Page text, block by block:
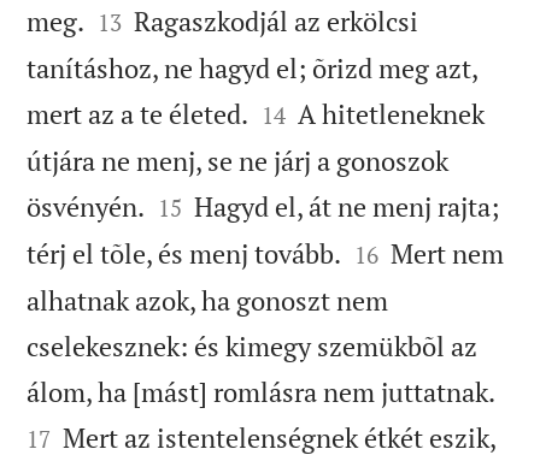
meg. 

13 Ragaszkodjál az erkölcsi
tanításhoz, ne hagyd el; õrizd meg azt,
mert az a te életed. 

14 A hitetleneknek
útjára ne menj, se ne járj a gonoszok
ösvényén. 

15 Hagyd el, át ne menj rajta;
térj el tõle, és menj tovább. 

16 Mert nem
alhatnak azok, ha gonoszt nem
cselekesznek: és kimegy szemükbõl az
álom, ha [mást] romlásra nem juttatnak.
17 Mert az istentelenségnek étkét eszik,